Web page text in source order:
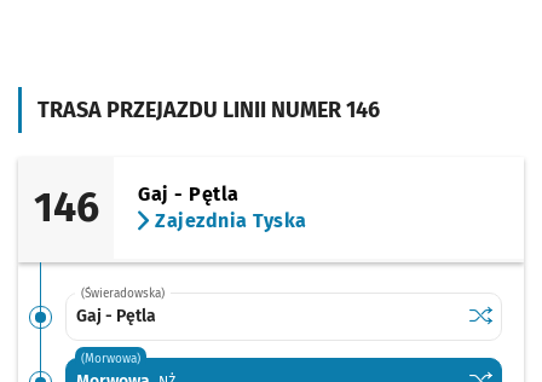
TRASA PRZEJAZDU LINII NUMER 146
146
Gaj - Pętla
Zajezdnia Tyska
(Świeradowska)
Gaj - Pętla Sprawdź
Gaj -
(Morwowa)